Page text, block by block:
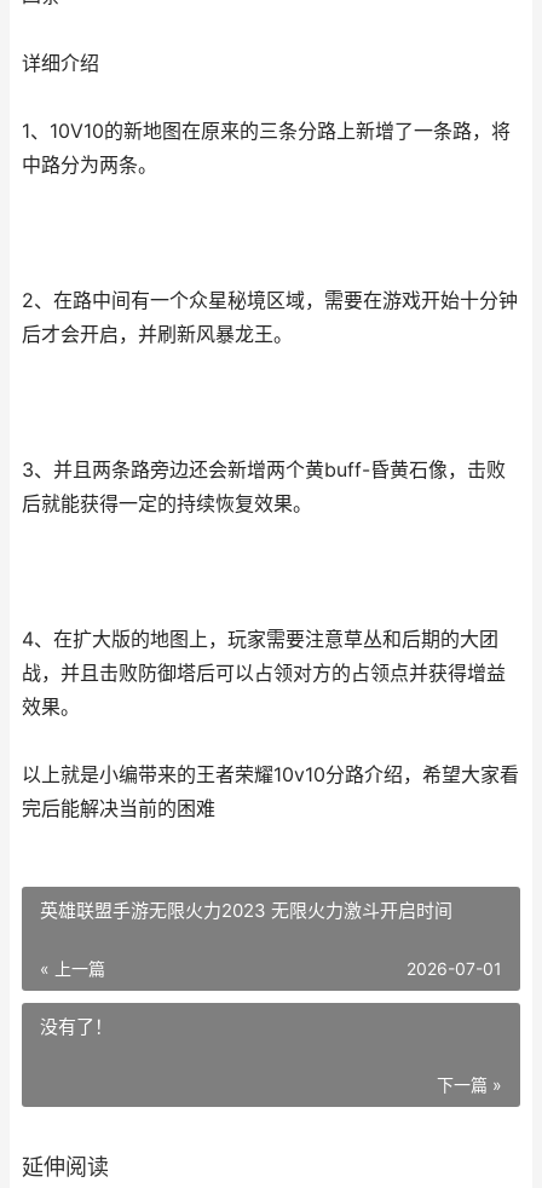
详细介绍
1、10V10的新地图在原来的三条分路上新增了一条路，将
中路分为两条。
2、在路中间有一个众星秘境区域，需要在游戏开始十分钟
后才会开启，并刷新风暴龙王。
3、并且两条路旁边还会新增两个黄buff-昏黄石像，击败
后就能获得一定的持续恢复效果。
4、在扩大版的地图上，玩家需要注意草丛和后期的大团
战，并且击败防御塔后可以占领对方的占领点并获得增益
效果。
以上就是小编带来的王者荣耀10v10分路介绍，希望大家看
完后能解决当前的困难
英雄联盟手游无限火力2023 无限火力激斗开启时间
« 上一篇 2026-07-01
没有了！
下一篇 »
延伸阅读